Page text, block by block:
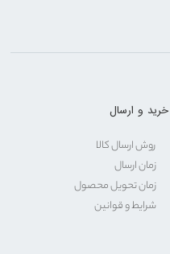
خرید و ارسال
روش ارسال کالا
زمان ارسال
زمان تحویل محصول
شرایط و قوانین